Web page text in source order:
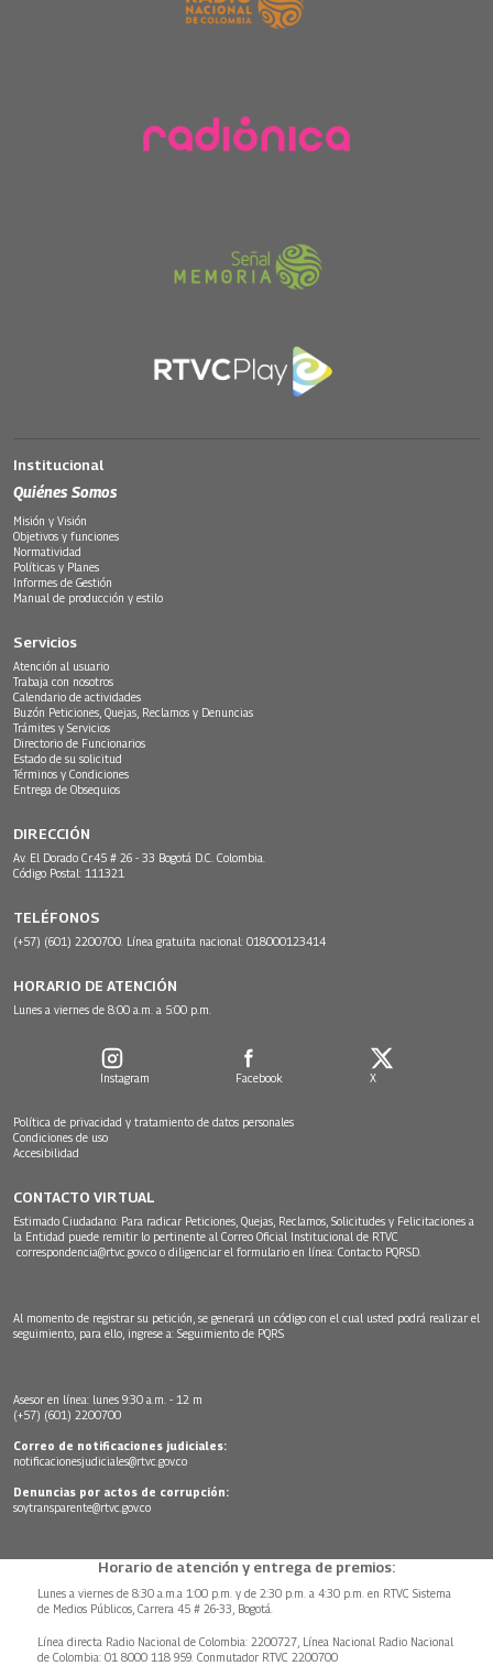
Institucional
Quiénes Somos
Misión y Visión
Objetivos y funciones
Normatividad
Políticas y Planes
Informes de Gestión
Manual de producción y estilo
Servicios
Atención al usuario
Trabaja con nosotros
Calendario de actividades
Buzón Peticiones, Quejas, Reclamos y Denuncias
Trámites y Servicios
Directorio de Funcionarios
Estado de su solicitud
Términos y Condiciones
Entrega de Obsequios
DIRECCIÓN
Av. El Dorado Cr.45 # 26 - 33 Bogotá D.C. Colombia.
Código Postal: 111321
TELÉFONOS
(+57) (601) 2200700. Línea gratuita nacional: 018000123414
HORARIO DE ATENCIÓN
Lunes a viernes de 8:00 a.m. a 5:00 p.m.
Instagram Facebook X
Política de privacidad y tratamiento de datos personales
Condiciones de uso
Accesibilidad
CONTACTO VIRTUAL
Estimado Ciudadano: Para radicar Peticiones, Quejas, Reclamos, Solicitudes y Felicitaciones a
la Entidad puede remitir lo pertinente al Correo Oficial Institucional de RTVC
correspondencia@rtvc.gov.co o diligenciar el formulario en línea: Contacto PQRSD.
Al momento de registrar su petición, se generará un código con el cual usted podrá realizar el
seguimiento, para ello, ingrese a: Seguimiento de PQRS
Asesor en línea: lunes 9:30 a.m. - 12 m
(+57) (601) 2200700
Correo de notificaciones judiciales:
notificacionesjudiciales@rtvc.gov.co
Denuncias por actos de corrupción:
soytransparente@rtvc.gov.co
Horario de atención y entrega de premios:
Lunes a viernes de 8:30 a.m.a 1:00 p.m. y de 2:30 p.m. a 4:30 p.m. en RTVC Sistema
de Medios Públicos, Carrera 45 # 26-33, Bogotá.
Línea directa Radio Nacional de Colombia: 2200727, Línea Nacional Radio Nacional
de Colombia: 01 8000 118 959. Conmutador RTVC 2200700